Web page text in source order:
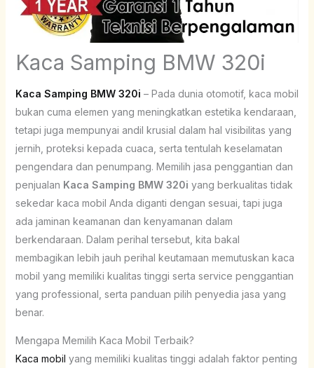
Kaca Samping BMW 320i
Kaca Samping BMW 320i – Pada dunia otomotif, kaca mobil
bukan cuma elemen yang meningkatkan estetika kendaraan,
tetapi juga mempunyai andil krusial dalam hal visibilitas yang
jernih, proteksi kepada cuaca, serta tentulah keselamatan
pengendara dan penumpang. Memilih jasa penggantian dan
penjualan Kaca Samping BMW 320i yang berkualitas tidak
sekedar kaca mobil Anda diganti dengan sesuai, tapi juga
ada jaminan keamanan dan kenyamanan dalam
berkendaraan. Dalam perihal tersebut, kita bakal
membagikan lebih jauh perihal keutamaan memutuskan kaca
mobil yang memiliki kualitas tinggi serta service penggantian
yang professional, serta panduan pilih penyedia jasa yang
benar.
Mengapa Memilih Kaca Mobil Terbaik?
Kaca mobil yang memiliki kualitas tinggi adalah faktor penting